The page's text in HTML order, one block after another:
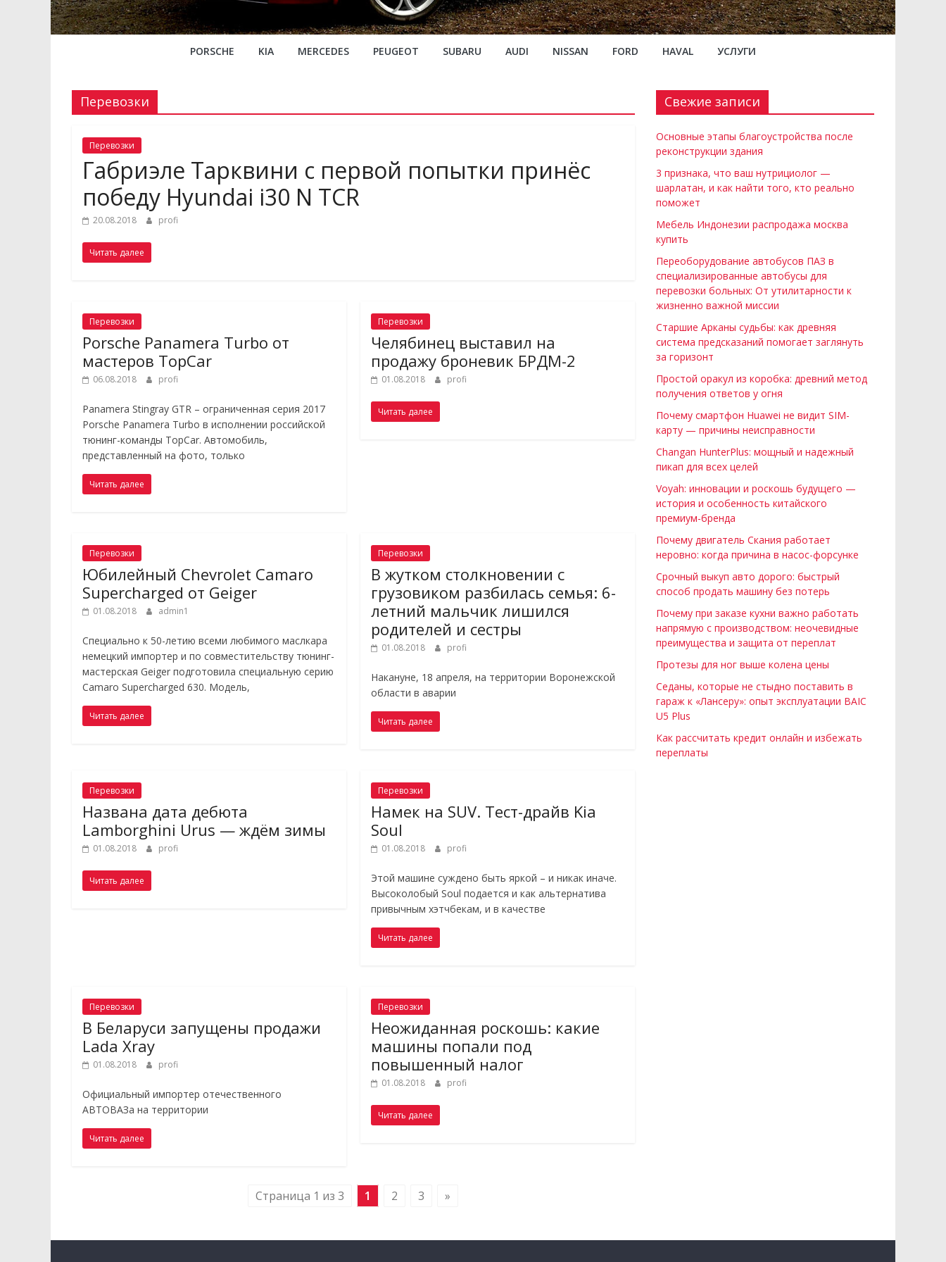
PORSCHE KIA MERCEDES PEUGEOT SUBARU AUDI NISSAN FORD HAVAL УСЛУГИ
Перевозки
Перевозки
Габриэле Тарквини с первой попытки принёс
победу Hyundai i30 N TCR
20.08.2018 profi
Читать далее
Перевозки
Porsche Panamera Turbo от
мастеров TopCar
06.08.2018 profi
Panamera Stingray GTR – ограниченная серия 2017
Porsche Panamera Turbo в исполнении российской
тюнинг-команды TopCar. Автомобиль,
представленный на фото, только
Читать далее
Перевозки
Челябинец выставил на
продажу броневик БРДМ-2
01.08.2018 profi
Читать далее
Перевозки
Юбилейный Chevrolet Camaro
Supercharged от Geiger
01.08.2018 admin1
Специально к 50-летию всеми любимого маслкара
немецкий импортер и по совместительству тюнинг-
мастерская Geiger подготовила специальную серию
Camaro Supercharged 630. Модель,
Читать далее
Перевозки
В жутком столкновении с
грузовиком разбилась семья: 6-
летний мальчик лишился
родителей и сестры
01.08.2018 profi
Накануне, 18 апреля, на территории Воронежской
области в аварии
Читать далее
Перевозки
Названа дата дебюта
Lamborghini Urus — ждём зимы
01.08.2018 profi
Читать далее
Перевозки
Намек на SUV. Тест-драйв Kia
Soul
01.08.2018 profi
Этой машине суждено быть яркой – и никак иначе.
Высоколобый Soul подается и как альтернатива
привычным хэтчбекам, и в качестве
Читать далее
Перевозки
В Беларуси запущены продажи
Lada Xray
01.08.2018 profi
Официальный импортер отечественного
АВТОВАЗа на территории
Читать далее
Перевозки
Неожиданная роскошь: какие
машины попали под
повышенный налог
01.08.2018 profi
Читать далее
Страница 1 из 3 1 2 3 »
Свежие записи
Основные этапы благоустройства после
реконструкции здания
3 признака, что ваш нутрициолог —
шарлатан, и как найти того, кто реально
поможет
Мебель Индонезии распродажа москва
купить
Переоборудование автобусов ПАЗ в
специализированные автобусы для
перевозки больных: От утилитарности к
жизненно важной миссии
Старшие Арканы судьбы: как древняя
система предсказаний помогает заглянуть
за горизонт
Простой оракул из коробка: древний метод
получения ответов у огня
Почему смартфон Huawei не видит SIM-
карту — причины неисправности
Changan HunterPlus: мощный и надежный
пикап для всех целей
Voyah: инновации и роскошь будущего —
история и особенность китайского
премиум-бренда
Почему двигатель Скания работает
неровно: когда причина в насос-форсунке
Срочный выкуп авто дорого: быстрый
способ продать машину без потерь
Почему при заказе кухни важно работать
напрямую с производством: неочевидные
преимущества и защита от переплат
Протезы для ног выше колена цены
Седаны, которые не стыдно поставить в
гараж к «Лансеру»: опыт эксплуатации BAIC
U5 Plus
Как рассчитать кредит онлайн и избежать
переплаты